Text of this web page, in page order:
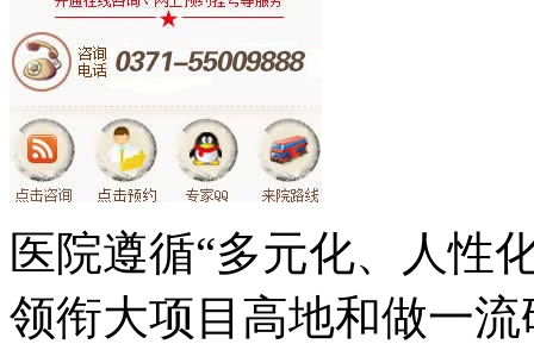
医院遵循“多元化、人性
领衔大项目高地和做一